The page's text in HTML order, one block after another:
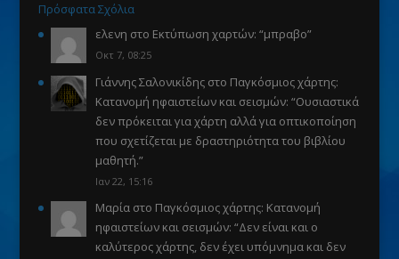
Πρόσφατα Σχόλια
ελενη στο Εκτύπωση χαρτών: “μπραβο”
Οκτ 7, 08:25
Γιάννης Σαλονικίδηςστο Παγκόσμιος χάρτης:
Κατανομή ηφαιστείων και σεισμών: “Ουσιαστικά
δεν πρόκειται για χάρτη αλλά για οπτικοποίηση
που σχετίζεται με δραστηριότητα του βιβλίου
μαθητή.”
Ιαν 22, 15:16
Μαρίαστο Παγκόσμιος χάρτης: Κατανομή
ηφαιστείων και σεισμών: “Δεν είναι και ο
καλύτερος χάρτης, δεν έχει υπόμνημα και δεν